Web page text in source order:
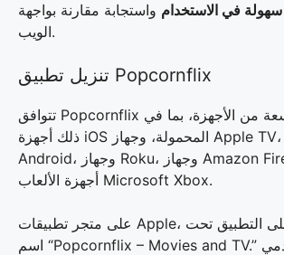
سهولة في الاستخدام واستجابة مقارنة بواجهة
الويب.
تنزيل تطبيق Popcornflix
تتوافق Popcornflix مع مجموعة واسعة من الأجهزة، بما في
ذلك أجهزة iOS المحمولة، وجهاز Apple TV، وأجهزة
Android، وجهاز Roku، وجهاز Amazon Firestick، وحتى
أجهزة الألعاب Microsoft Xbox.
على متجر تطبيقات Apple، يمكنك العثور على التطبيق تحت
اسم “Popcornflix – Movies and TV.” بالنسبة لمستخدمي